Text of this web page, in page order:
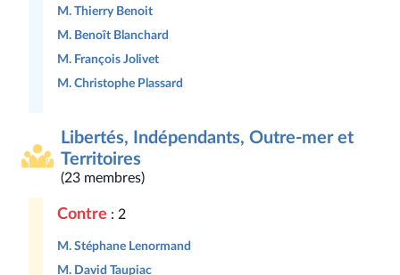
M. Thierry Benoit
M. Benoît Blanchard
M. François Jolivet
M. Christophe Plassard
Libertés, Indépendants, Outre-mer et
Territoires
(23 membres)
Contre : 2
M. Stéphane Lenormand
M. David Taupiac